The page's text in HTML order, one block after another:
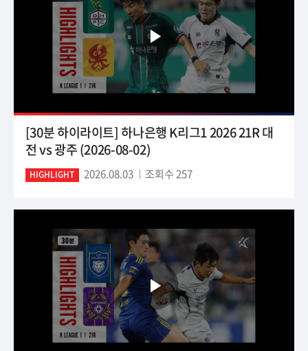
[30분 하이라이트] 하나은행 K리그1 2026 21R 대
전 vs 광주 (2026-08-02)
HIGHLIGHT 2026.08.03 조회수 257